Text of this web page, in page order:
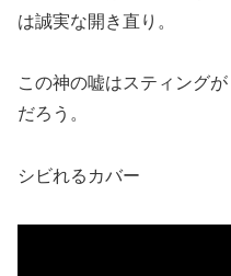
は誠実な開き直り。
この神の嘘はスティングが
だろう。
シビれるカバー